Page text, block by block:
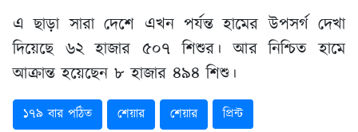
এ ছাড়া সারা দেশে এখন পর্যন্ত হামের উপসর্গ দেখা
দিয়েছে ৬২ হাজার ৫০৭ শিশুর। আর নিশ্চিত হামে
আক্রান্ত হয়েছেন ৮ হাজার ৪৯৪ শিশু।
১৭৯ বার পঠিত শেয়ার শেয়ার প্রিন্ট